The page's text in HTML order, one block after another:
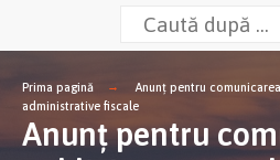
Prima pagină
Anunţ pentru
administrative fiscale
Anunţ pentru